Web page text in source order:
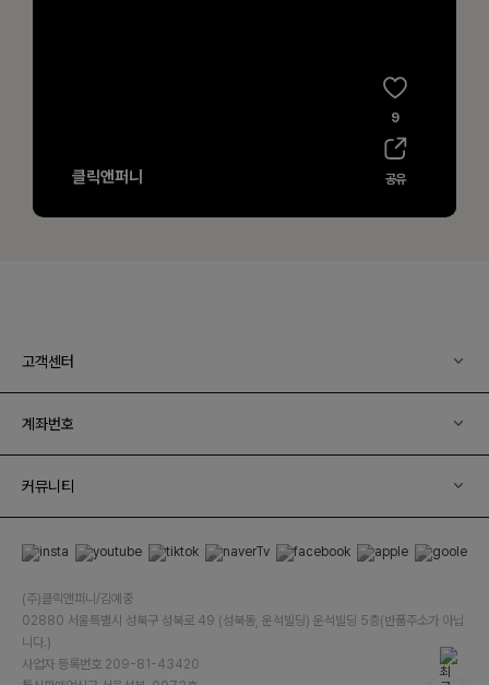
고객센터
계좌번호
커뮤니티
(주)클릭앤퍼니/김예중
02880 서울특별시 성북구 성북로 49 (성북동, 운석빌딩) 운석빌딩 5층(반품주소가 아닙
니다.)
사업자 등록번호 209-81-43420